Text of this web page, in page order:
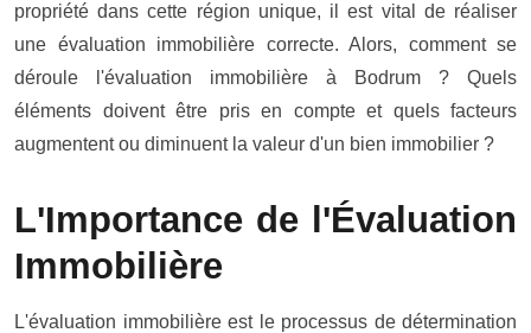
propriété dans cette région unique, il est vital de réaliser
une évaluation immobilière correcte. Alors, comment se
déroule l'évaluation immobilière à Bodrum ? Quels
éléments doivent être pris en compte et quels facteurs
augmentent ou diminuent la valeur d'un bien immobilier ?
L'Importance de l'Évaluation
Immobilière
L'évaluation immobilière est le processus de détermination